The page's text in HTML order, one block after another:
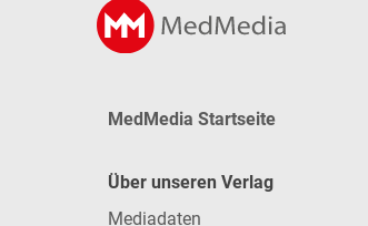
MedMedia Startseite
Über unseren Verlag
Mediadaten